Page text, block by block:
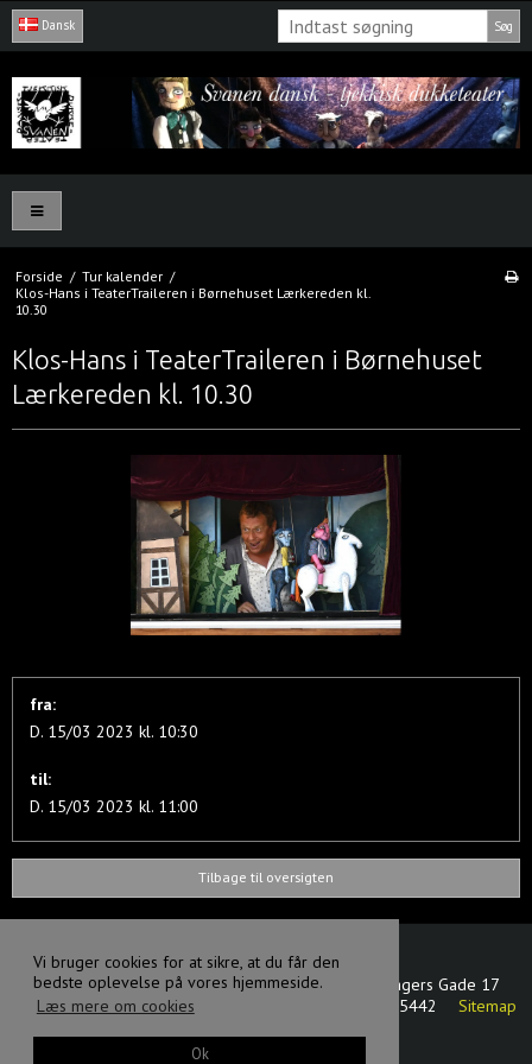
Vi bruger cookies for at sikre, at du får den
bedste oplevelse på vores hjemmeside.
Læs mere om cookies
Ok
Dansk Søg
Forside / Tur kalender /
Klos-Hans i TeaterTraileren i Børnehuset Lærkereden kl.
10.30
Klos-Hans i TeaterTraileren i Børnehuset
Lærkereden kl. 10.30
fra:
D. 15/03 2023 kl. 10:30
til:
D. 15/03 2023 kl. 11:00
Tilbage til oversigten
Svanen dansk - tjekkisk dukketeater
Oluf Bagers Gade 17
5000 Odense C
Danmark 17875442
Sitemap
Facebook